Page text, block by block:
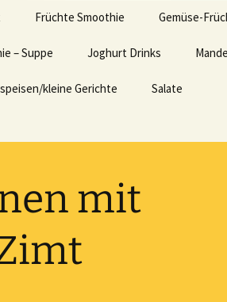
Früchte Smoothie Gemüse-
– Suppe Joghurt Drinks
kleine Gerichte Salate
mit